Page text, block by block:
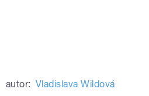
autor: Vladislava Wildová